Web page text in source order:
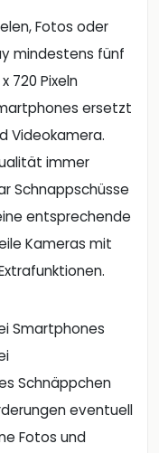
Fotos oder
mindestens fünf
720 Pixeln
ersetzt
Videokamera.
immer
Schnappschüsse
entsprechende
Kameras mit
Smartphones
Schnäppchen
eventuell
Fotos und